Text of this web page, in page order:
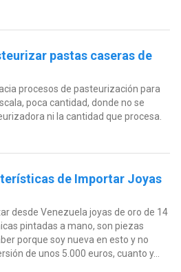
pastas caseras de
procesos de pasteurización para
poca cantidad, donde no se
ni la cantidad que procesa.
de Importar Joyas
desde Venezuela joyas de oro de 14
pintadas a mano, son piezas
porque soy nueva en esto y no
de unos 5.000 euros, cuanto y...